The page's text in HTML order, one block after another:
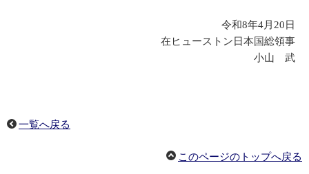
令和8年4月20日
在ヒューストン日本国総領事
小山 武
一覧へ戻る
このページのトップへ戻る